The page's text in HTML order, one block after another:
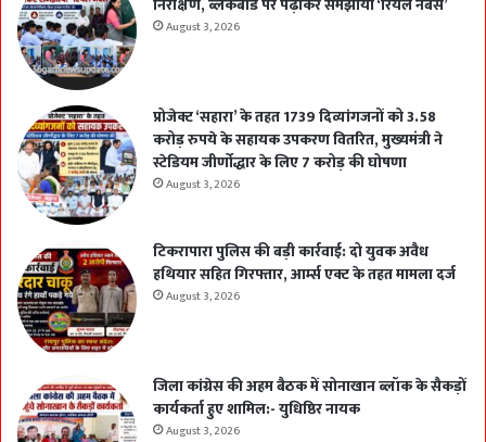
August 3, 2026
प्रोजेक्ट ‘सहारा’ के तहत 1739 दिव्यांगजनों को 3.58
करोड़ रुपये के सहायक उपकरण वितरित, मुख्यमंत्री ने
स्टेडियम जीर्णोद्धार के लिए 7 करोड़ की घोषणा
August 3, 2026
टिकरापारा पुलिस की बड़ी कार्रवाई: दो युवक अवैध
हथियार सहित गिरफ्तार, आर्म्स एक्ट के तहत मामला दर्ज
August 3, 2026
जिला कांग्रेस की अहम बैठक में सोनाखान ब्लॉक के सैकड़ों
कार्यकर्ता हुए शामिल:- युधिष्ठिर नायक
August 3, 2026